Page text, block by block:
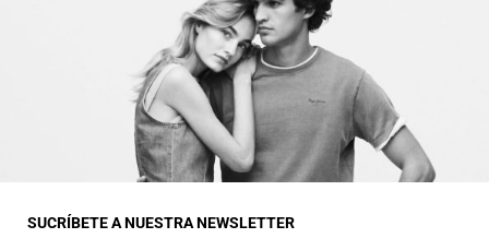
INFORMACIÓN GENERAL
22330 Ainsa (Huesca)
SUCRÍBETE A NUESTRA NEWSLETTER